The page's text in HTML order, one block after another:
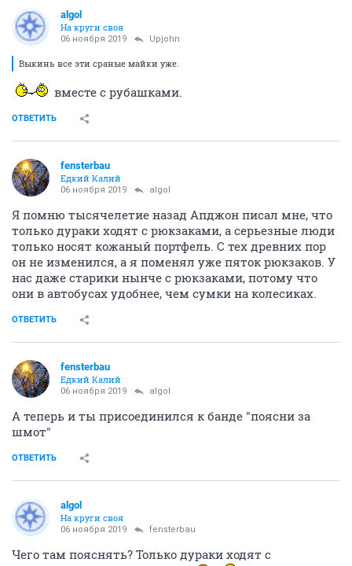
аlgоl
На круги своя
06 ноября 2019 Upjohn
Выкинь все эти сраные майки уже.
вместе с рубашками.
ОТВЕТИТЬ
fensterbau
Едкий Калий
06 ноября 2019 аlgоl
Я помню тысячелетие назад Апджон писал мне, что
только дураки ходят с рюкзаками, а серьезные люди
только носят кожаный портфель. С тех древних пор
он не изменился, а я поменял уже пяток рюкзаков. У
нас даже старики нынче с рюкзаками, потому что
они в автобусах удобнее, чем сумки на колесиках.
ОТВЕТИТЬ
fensterbau
Едкий Калий
06 ноября 2019 аlgоl
А теперь и ты присоединился к банде "поясни за
шмот"
ОТВЕТИТЬ
аlgоl
На круги своя
06 ноября 2019 fensterbau
Чего там пояснять? Только дураки ходят с